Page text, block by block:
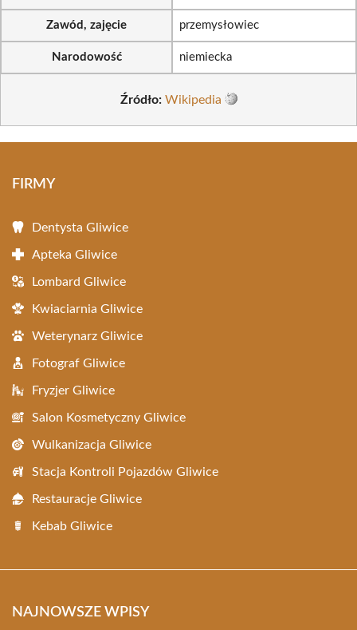
Zawód, zajęcie przemysłowiec
Narodowość niemiecka
Źródło: Wikipedia
FIRMY
Dentysta Gliwice
Apteka Gliwice
Lombard Gliwice
Kwiaciarnia Gliwice
Weterynarz Gliwice
Fotograf Gliwice
Fryzjer Gliwice
Salon Kosmetyczny Gliwice
Wulkanizacja Gliwice
Stacja Kontroli Pojazdów Gliwice
Restauracje Gliwice
Kebab Gliwice
NAJNOWSZE WPISY